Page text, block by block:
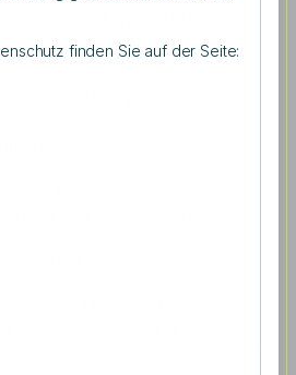
zwischen Wachstum und
finden Sie auf der Seite: